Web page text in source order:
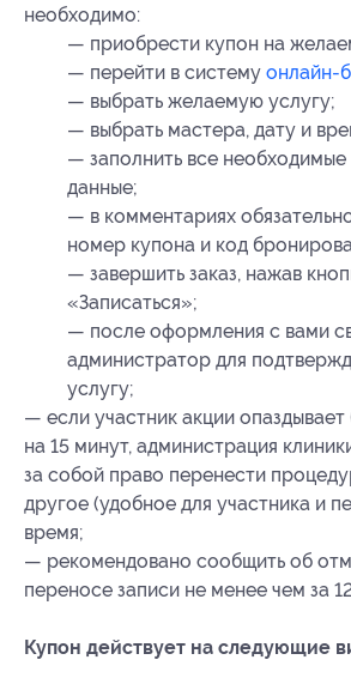
необходимо:
— ⁠приобрести купон на
— ⁠перейти в систему онлайн-
— ⁠выбрать желаемую услугу;
— ⁠выбрать мастера, дату и
—⁠ ⁠заполнить все необходимые
данные;
— ⁠в комментариях
номер купона и код
—⁠ ⁠завершить заказ, нажав
«Записаться»;
— ⁠после оформления с вами
администратор для
услугу;
— если участник акции
на 15 минут, администрация
за собой право перенести
другое (удобное для участника и
время;
— рекомендовано сообщить об
переносе записи не менее чем за
Купон действует на следующие